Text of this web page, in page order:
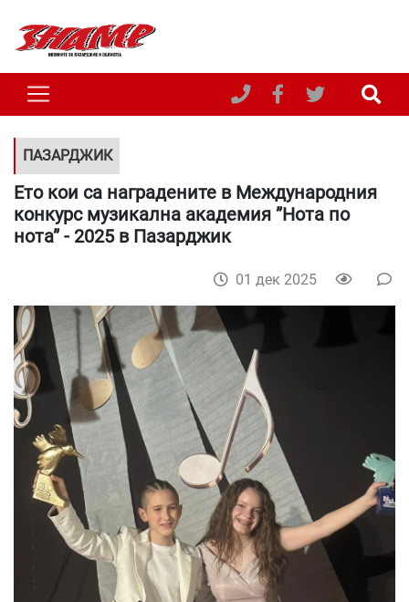
ПАЗАРДЖИК
Ето кои са наградените в Международния
конкурс музикална академия ”Нота по
нота” - 2025 в Пазарджик
01 дек 2025